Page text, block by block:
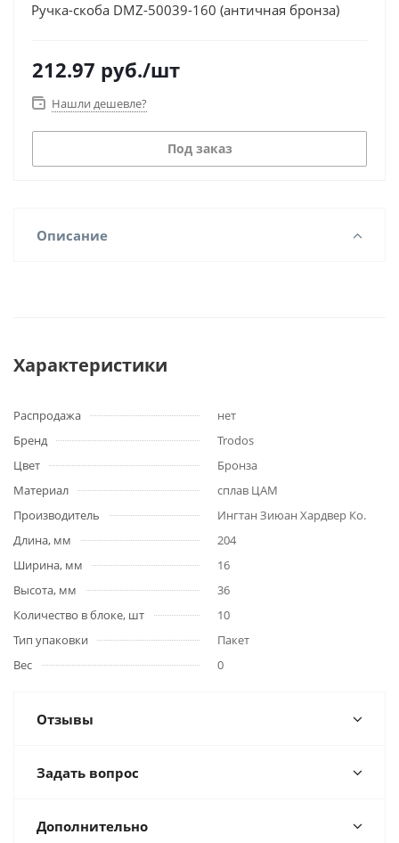
Ручка-скоба DMZ-50039-160 (античная бронза)
212.97 руб./шт
Нашли дешевле?
Под заказ
Описание
Характеристики
Распродажа
нет
Бренд
Trodos
Цвет
Бронза
Материал
сплав ЦАМ
Производитель
Ингтан Зиюан Хардвер Ко.
Длина, мм
204
Ширина, мм
16
Высота, мм
36
Количество в блоке, шт
10
Тип упаковки
Пакет
Вес
0
Отзывы
Задать вопрос
Дополнительно